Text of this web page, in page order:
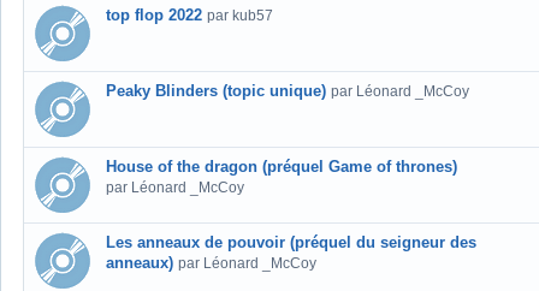
top flop 2022 par kub57
Peaky Blinders (topic unique) par Léonard _McCoy
House of the dragon (préquel Game of thrones)
par Léonard _McCoy
Les anneaux de pouvoir (préquel du seigneur des
anneaux) par Léonard _McCoy